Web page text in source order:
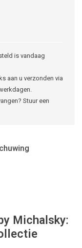
is vandaag
aan u verzonden via
Stuur een
Michalsky: